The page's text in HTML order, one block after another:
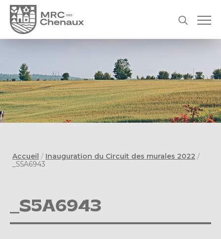
Accueil / Inauguration du Circuit des murales 2022 /
_S5A6943
_S5A6943